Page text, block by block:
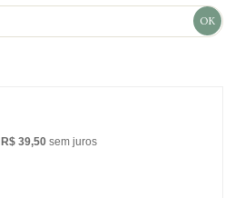
R$ 39,50 sem juros